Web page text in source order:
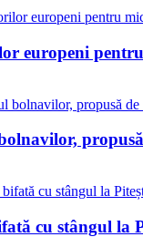
europeni
cu stângul la